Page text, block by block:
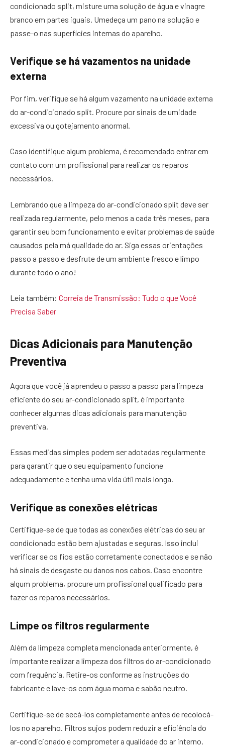
condicionado split, misture uma solução de água e vinagre
branco em partes iguais. Umedeça um pano na solução e
passe-o nas superfícies internas do aparelho.
Verifique se há vazamentos na unidade
externa
Por fim, verifique se há algum vazamento na unidade externa
do ar-condicionado split. Procure por sinais de umidade
excessiva ou gotejamento anormal.
Caso identifique algum problema, é recomendado entrar em
contato com um profissional para realizar os reparos
necessários.
Lembrando que a limpeza do ar-condicionado split deve ser
realizada regularmente, pelo menos a cada três meses, para
garantir seu bom funcionamento e evitar problemas de saúde
causados pela má qualidade do ar. Siga essas orientações
passo a passo e desfrute de um ambiente fresco e limpo
durante todo o ano!
Leia também: Correia de Transmissão: Tudo o que Você
Precisa Saber
Dicas Adicionais para Manutenção
Preventiva
Agora que você já aprendeu o passo a passo para limpeza
eficiente do seu ar-condicionado split, é importante
conhecer algumas dicas adicionais para manutenção
preventiva.
Essas medidas simples podem ser adotadas regularmente
para garantir que o seu equipamento funcione
adequadamente e tenha uma vida útil mais longa.
Verifique as conexões elétricas
Certifique-se de que todas as conexões elétricas do seu ar
condicionado estão bem ajustadas e seguras. Isso inclui
verificar se os fios estão corretamente conectados e se não
há sinais de desgaste ou danos nos cabos. Caso encontre
algum problema, procure um profissional qualificado para
fazer os reparos necessários.
Limpe os filtros regularmente
Além da limpeza completa mencionada anteriormente, é
importante realizar a limpeza dos filtros do ar-condicionado
com frequência. Retire-os conforme as instruções do
fabricante e lave-os com água morna e sabão neutro.
Certifique-se de secá-los completamente antes de recolocá-
los no aparelho. Filtros sujos podem reduzir a eficiência do
ar-condicionado e comprometer a qualidade do ar interno.